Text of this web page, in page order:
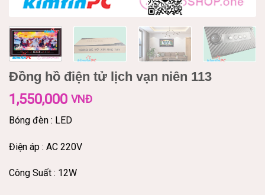
Đồng hồ điện tử lịch vạn niên 113
1,550,000 VNĐ
Bóng đèn : LED
Điện áp : AC 220V
Công Suất : 12W